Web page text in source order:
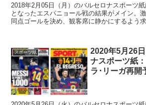
2018年2月05日（月）のバルセロナスポーツ
となったエスパニョール戦の結果がメイン。
同点ゴールを決め、観客席に静かにするよう
スポーツ紙
2020年5月26
ナスポーツ紙
ラ･リーガ再開